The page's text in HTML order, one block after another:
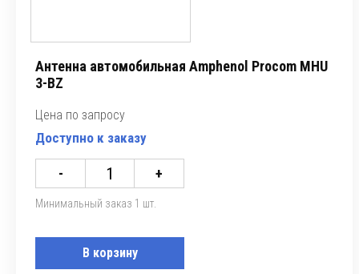
Антенна автомобильная Amphenol Procom MHU
3-BZ
Цена по запросу
Доступно к заказу
- +
Минимальный заказ 1 шт.
В корзину